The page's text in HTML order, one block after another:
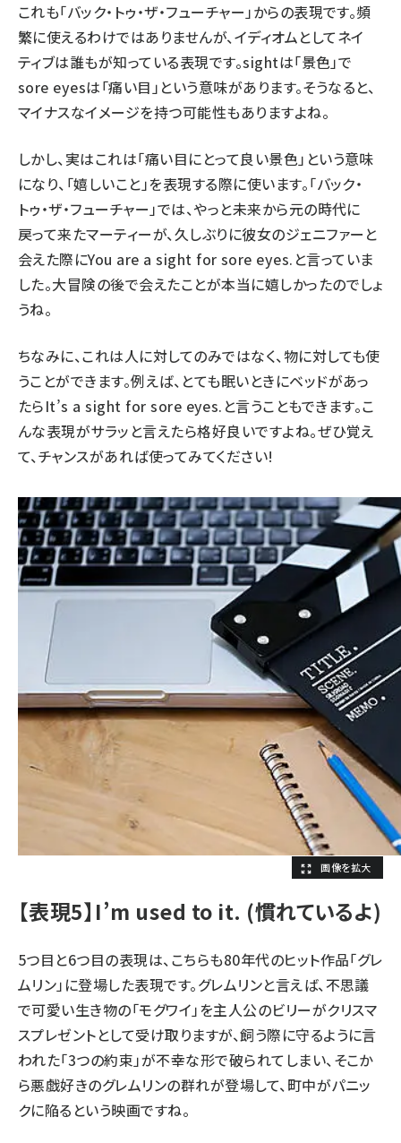
これも「バック・トゥ・ザ・フューチャー」からの表現です。頻
繁に使えるわけではありませんが、イディオムとしてネイ
ティブは誰もが知っている表現です。sightは「景色」で
sore eyesは「痛い目」という意味があります。そうなると、
マイナスなイメージを持つ可能性もありますよね。
しかし、実はこれは「痛い目にとって良い景色」という意味
になり、「嬉しいこと」を表現する際に使います。「バック・
トゥ・ザ・フューチャー」では、やっと未来から元の時代に
戻って来たマーティーが、久しぶりに彼女のジェニファーと
会えた際にYou are a sight for sore eyes. と言っていま
した。大冒険の後で会えたことが本当に嬉しかったのでしょ
うね。
ちなみに、これは人に対してのみではなく、物に対しても使
うことができます。例えば、とても眠いときにベッドがあっ
たらIt’s a sight for sore eyes. と言うこともできます。こ
んな表現がサラッと言えたら格好良いですよね。ぜひ覚え
て、チャンスがあれば使ってみてください!
【表現5】I’m used to it. (慣れているよ)
5つ目と6つ目の表現は、こちらも80年代のヒット作品「グレ
ムリン」に登場した表現です。グレムリンと言えば、不思議
で可愛い生き物の「モグワイ」を主人公のビリーがクリスマ
スプレゼントとして受け取りますが、飼う際に守るように言
われた「3つの約束」が不幸な形で破られてしまい、そこか
ら悪戯好きのグレムリンの群れが登場して、町中がパニッ
クに陥るという映画ですね。